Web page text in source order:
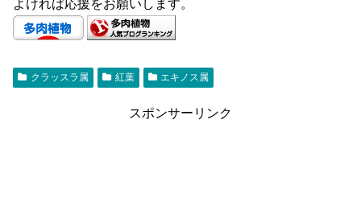
よければ応援をお願いします。
クラッスラ属 紅葉 エキノス属
スポンサーリンク